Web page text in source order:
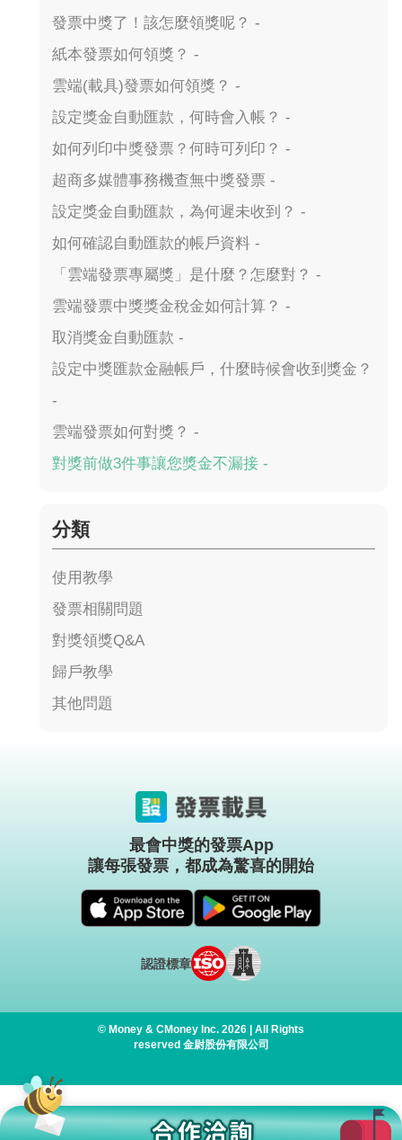
發票中獎了！該怎麼領獎呢？ -
紙本發票如何領獎？ -
雲端(載具)發票如何領獎？ -
設定獎金自動匯款，何時會入帳？ -
如何列印中獎發票？何時可列印？ -
超商多媒體事務機查無中獎發票 -
設定獎金自動匯款，為何遲未收到？ -
如何確認自動匯款的帳戶資料 -
「雲端發票專屬獎」是什麼？怎麼對？ -
雲端發票中獎獎金稅金如何計算？ -
取消獎金自動匯款 -
設定中獎匯款金融帳戶，什麼時候會收到獎金？
-
雲端發票如何對獎？ -
對獎前做3件事讓您獎金不漏接 -
分類
使用教學
發票相關問題
對獎領獎Q&A
歸戶教學
其他問題
最會中獎的發票App
讓每張發票，都成為驚喜的開始
認證標章
© Money & CMoney Inc. 2026 | All Rights
reserved 金尉股份有限公司